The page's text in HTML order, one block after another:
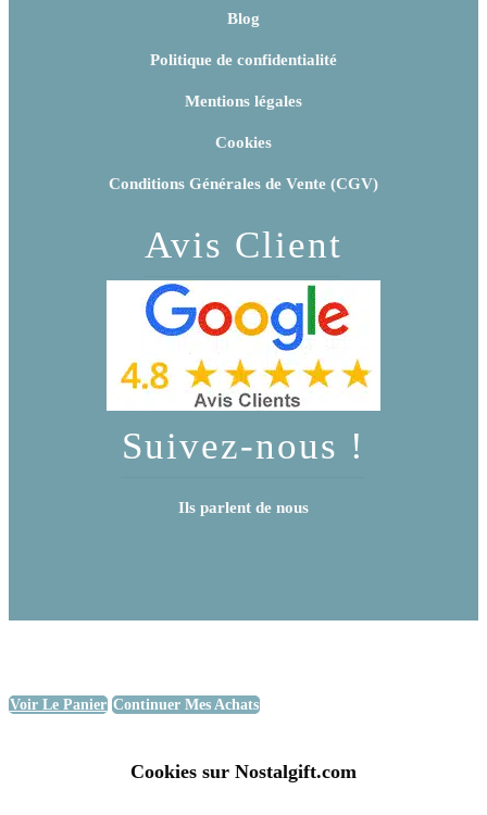
Blog
Politique de confidentialité
Mentions légales
Cookies
Conditions Générales de Vente (CGV)
Avis Client
Suivez-nous !
Ils parlent de nous
Voir Le Panier Continuer Mes Achats
Cookies sur Nostalgift.com